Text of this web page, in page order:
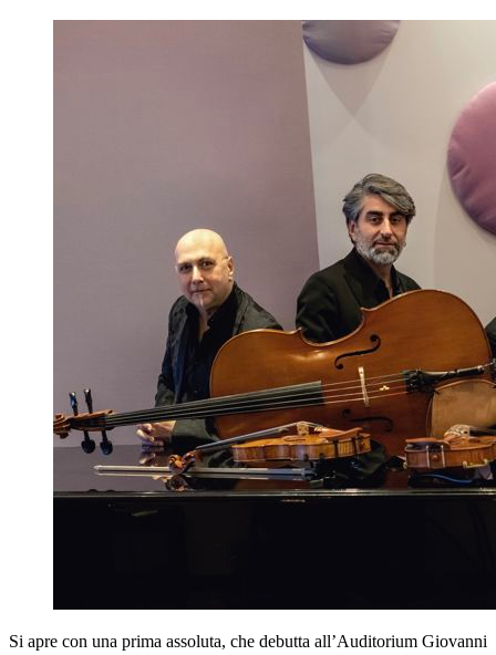
Si apre con una prima assoluta, che debutta all’Auditorium Giovanni